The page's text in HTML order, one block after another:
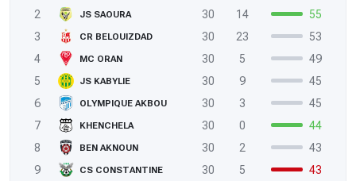
2
JS SAOURA 30 14
55
3
CR BELOUIZDAD 30 23
53
4
MC ORAN 30 5
49
5
JS KABYLIE 30 9
45
6
OLYMPIQUE AKBOU 30 3
45
7
KHENCHELA 30 0
44
8
BEN AKNOUN 30 2
43
9
CS CONSTANTINE 30 5
43